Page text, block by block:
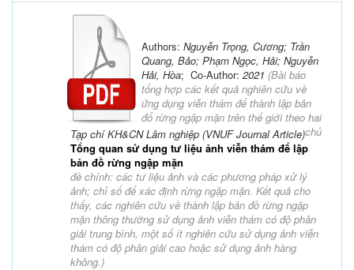
Tạp chí KH&CN Lâm nghiệp (VNUF Journal Article)
Tổng quan sử dụng tư liệu ảnh viễn thám để lập
bản đồ rừng ngập mặn
Authors: Nguyễn Trọng, Cương; Trần
Quang, Bảo; Phạm Ngọc, Hải; Nguyễn
Hải, Hòa; Co-Author: 2021 (Bài báo
tổng hợp các kết quả nghiên cứu về
ứng dụng viễn thám để thành lập bản
đổ rừng ngập mặn trên thế giới theo hai
chủ
đề chính: các tư liệu ảnh và các phương pháp xử lý
ảnh; chỉ số để xác định rừng ngập mặn. Kết quả cho
thấy, các nghiên cứu về thành lập bản đồ rừng ngập
mặn thông thường sử dụng ảnh viễn thám có độ phân
giải trung bình, một số ít nghiên cứu sử dụng ảnh viễn
thám có độ phân giải cao hoặc sử dụng ảnh hàng
không.)